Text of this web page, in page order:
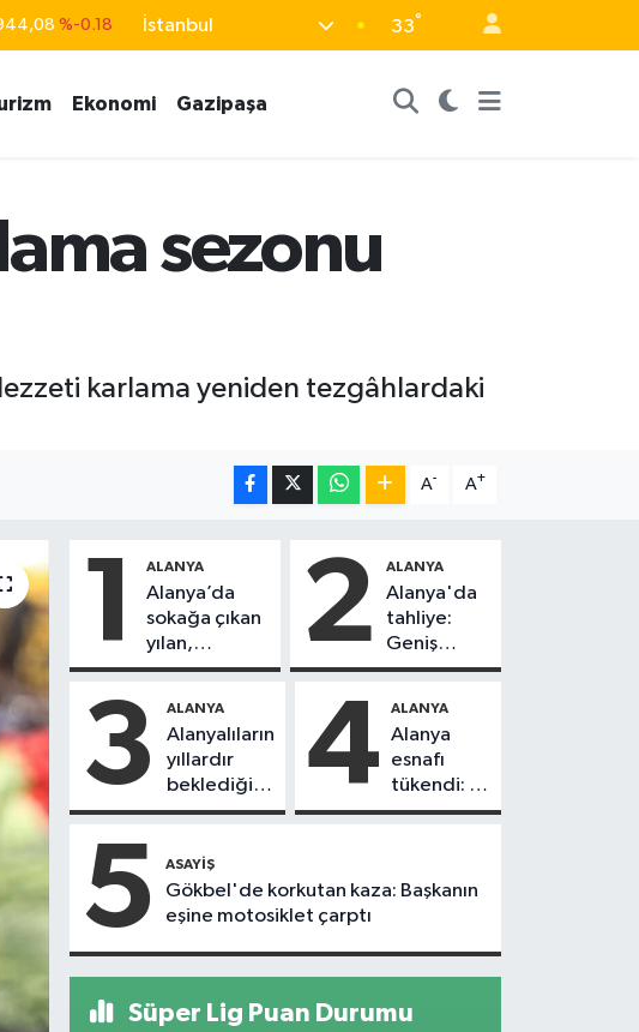
İstanbul 33°
Ekonomi Gazipaşa
sezonu
karlama yeniden tezgâhlardaki
A- A+
1 ALANYA
Alanya’da
sokağa çıkan
yılan,
vatandaşı
2 ALANYA
Alanya'da
tahliye:
Geniş
güvenlik
alındı
3 ALANYA
Alanyalıların
yıllardır
beklediği
yol askıdan
4 ALANYA
Alanya
esnafı
tükendi: 1
ayda 150
5 ASAYIŞ
Gökbel'de korkutan kaza: Başkanın
eşine motosiklet çarptı
Süper Lig Puan Durumu